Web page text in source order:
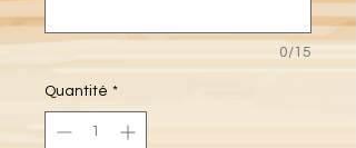
0/15
Quantité *